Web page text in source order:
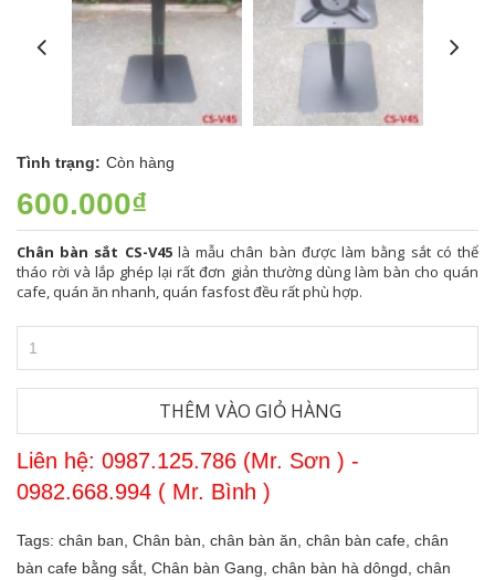
Tình trạng: Còn hàng
600.000₫
Chân bàn sắt CS-V45là mẫu chân bàn được làm bằng sắt có thể
tháo rời và lắp ghép lại rất đơn giản thường dùng làm bàn cho quán
cafe, quán ăn nhanh, quán fasfost đều rất phù hợp.
THÊM VÀO GIỎ HÀNG
Liên hệ: 0987.125.786 (Mr. Sơn ) -
0982.668.994 ( Mr. Bình )
Tags: chân ban, Chân bàn, chân bàn ăn, chân bàn cafe, chân
bàn cafe bằng sắt, Chân bàn Gang, chân bàn hà dôngd, chân